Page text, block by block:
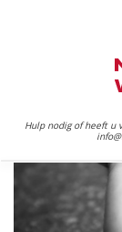
Hulp nodig of heeft u